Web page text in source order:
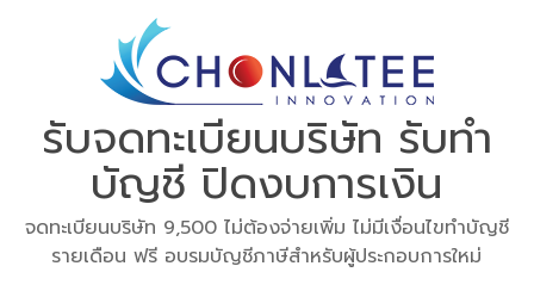
รับจดทะเบียนบริษัท รับทำ
บัญชี ปิดงบการเงิน
จดทะเบียนบริษัท 9,500 ไม่ต้องจ่ายเพิ่ม ไม่มีเงื่อนไขทำบัญชี
รายเดือน ฟรี อบรมบัญชีภาษีสำหรับผู้ประกอบการใหม่